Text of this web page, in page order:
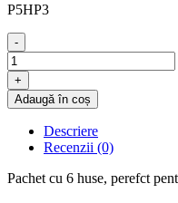
P5HP3
-
Cantitate
Pachet
6
huse
Huawei
Lite
+
Adaugă în coș
Descriere
Recenzii (0)
Pachet cu 6 huse, perefct